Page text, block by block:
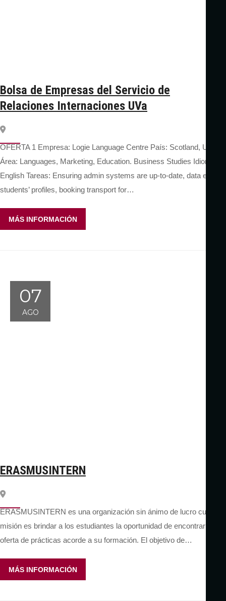
Bolsa de Empresas del Servicio de
Relaciones Internaciones UVa
OFERTA 1 Empresa: Logie Language Centre País: Scotland, UK
Área: Languages, Marketing, Education. Business Studies Idioma:
English Tareas: Ensuring admin systems are up-to-date, data entry,
students’ profiles, booking transport for…
MÁS INFORMACIÓN
07
AGO
ERASMUSINTERN
ERASMUSINTERN es una organización sin ánimo de lucro cuya
misión es brindar a los estudiantes la oportunidad de encontrar una
oferta de prácticas acorde a su formación. El objetivo de…
MÁS INFORMACIÓN